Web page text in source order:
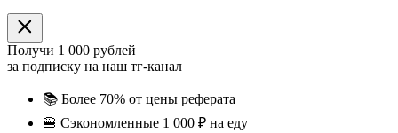
Получи 1 000 рублей
за подписку на наш тг-канал
📚 Более 70% от цены реферата
🍔 Сэкономленные 1 000 ₽ на еду